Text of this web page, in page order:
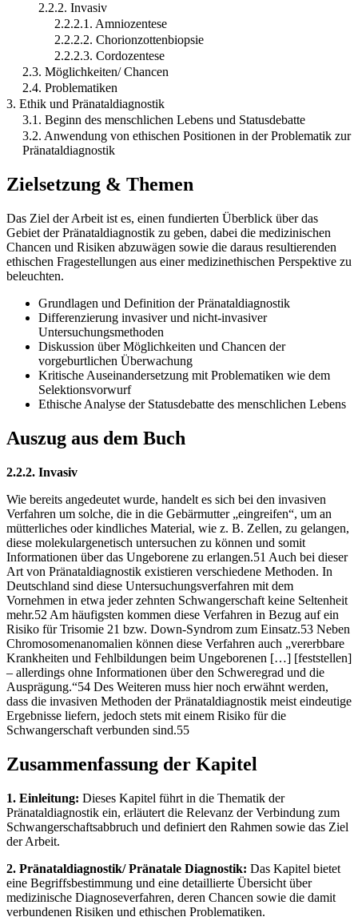
2.2.2. Invasiv
2.2.2.1. Amniozentese
2.2.2.2. Chorionzottenbiopsie
2.2.2.3. Cordozentese
2.3. Möglichkeiten/ Chancen
2.4. Problematiken
3. Ethik und Pränataldiagnostik
3.1. Beginn des menschlichen Lebens und Statusdebatte
3.2. Anwendung von ethischen Positionen in der Problematik zur
Pränataldiagnostik
Zielsetzung & Themen
Das Ziel der Arbeit ist es, einen fundierten Überblick über das
Gebiet der Pränataldiagnostik zu geben, dabei die medizinischen
Chancen und Risiken abzuwägen sowie die daraus resultierenden
ethischen Fragestellungen aus einer medizinethischen Perspektive zu
beleuchten.
Grundlagen und Definition der Pränataldiagnostik
Differenzierung invasiver und nicht-invasiver
Untersuchungsmethoden
Diskussion über Möglichkeiten und Chancen der
vorgeburtlichen Überwachung
Kritische Auseinandersetzung mit Problematiken wie dem
Selektionsvorwurf
Ethische Analyse der Statusdebatte des menschlichen Lebens
Auszug aus dem Buch
2.2.2. Invasiv
Wie bereits angedeutet wurde, handelt es sich bei den invasiven
Verfahren um solche, die in die Gebärmutter „eingreifen“, um an
mütterliches oder kindliches Material, wie z. B. Zellen, zu gelangen,
diese molekulargenetisch untersuchen zu können und somit
Informationen über das Ungeborene zu erlangen.51 Auch bei dieser
Art von Pränataldiagnostik existieren verschiedene Methoden. In
Deutschland sind diese Untersuchungsverfahren mit dem
Vornehmen in etwa jeder zehnten Schwangerschaft keine Seltenheit
mehr.52 Am häufigsten kommen diese Verfahren in Bezug auf ein
Risiko für Trisomie 21 bzw. Down-Syndrom zum Einsatz.53 Neben
Chromosomenanomalien können diese Verfahren auch „vererbbare
Krankheiten und Fehlbildungen beim Ungeborenen […] [feststellen]
– allerdings ohne Informationen über den Schweregrad und die
Ausprägung.“54 Des Weiteren muss hier noch erwähnt werden,
dass die invasiven Methoden der Pränataldiagnostik meist eindeutige
Ergebnisse liefern, jedoch stets mit einem Risiko für die
Schwangerschaft verbunden sind.55
Zusammenfassung der Kapitel
1. Einleitung: Dieses Kapitel führt in die Thematik der
Pränataldiagnostik ein, erläutert die Relevanz der Verbindung zum
Schwangerschaftsabbruch und definiert den Rahmen sowie das Ziel
der Arbeit.
2. Pränataldiagnostik/ Pränatale Diagnostik: Das Kapitel bietet
eine Begriffsbestimmung und eine detaillierte Übersicht über
medizinische Diagnoseverfahren, deren Chancen sowie die damit
verbundenen Risiken und ethischen Problematiken.